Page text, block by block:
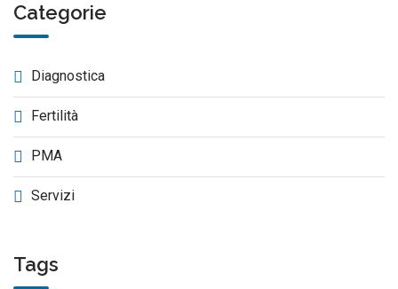
Categorie
Diagnostica
Fertilità
PMA
Servizi
Tags